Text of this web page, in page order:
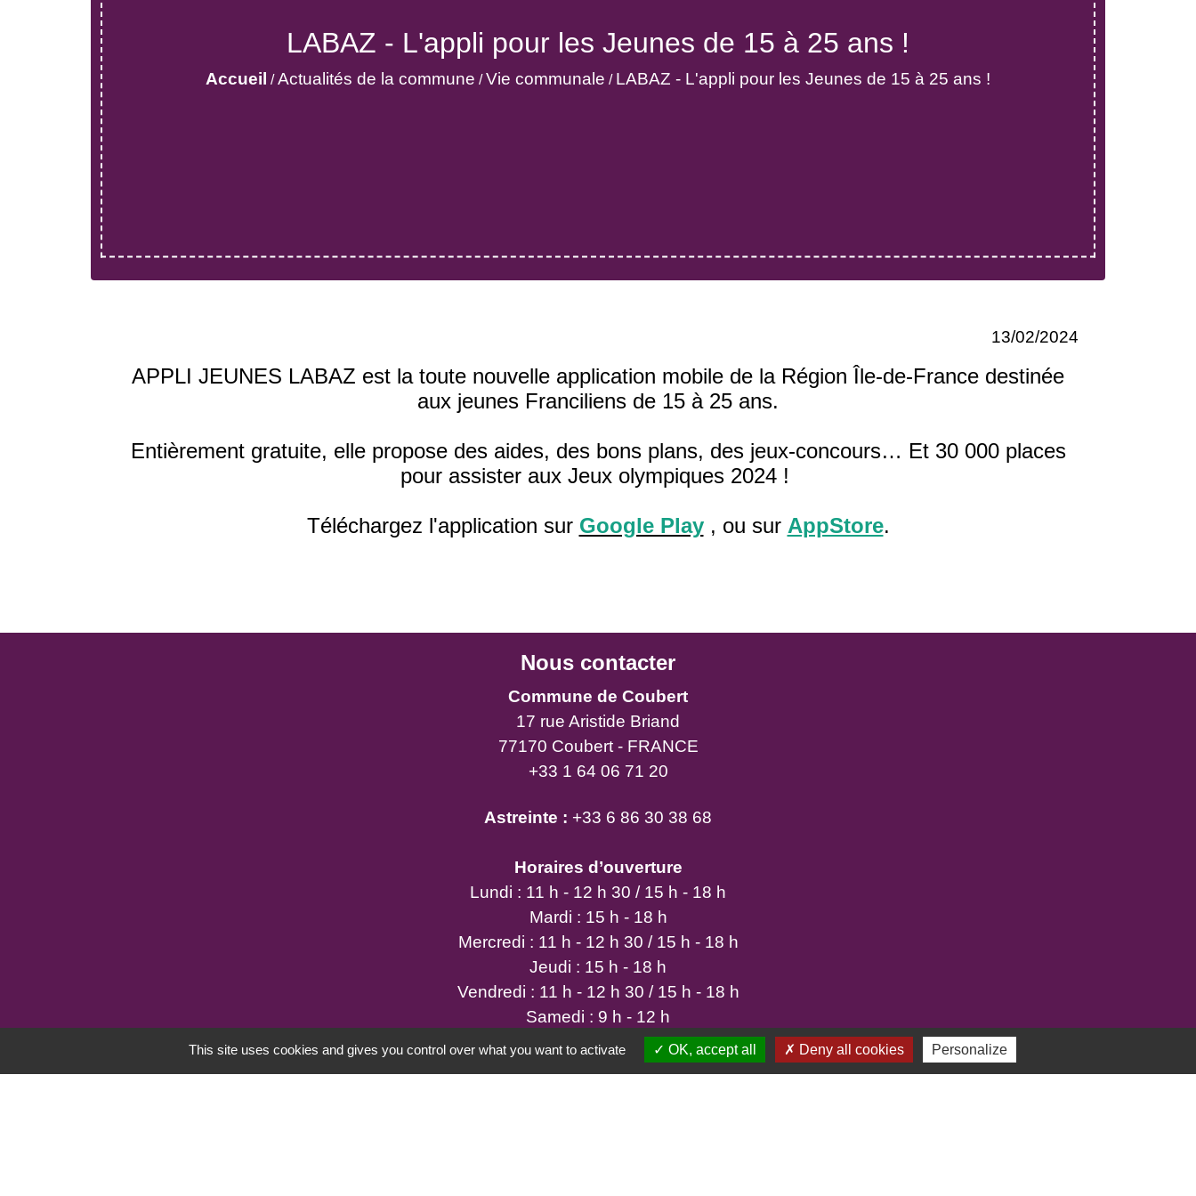
LABAZ - L'appli pour les Jeunes de 15 à 25 ans !
Accueil /Actualités de la commune /Vie communale / LABAZ - L'appli pour les Jeunes de 15 à 25 ans !
13/02/2024
APPLI JEUNES LABAZ est la toute nouvelle application mobile de la Région Île-de-France destinée
aux jeunes Franciliens de 15 à 25 ans.
Entièrement gratuite, elle propose des aides, des bons plans, des jeux-concours… Et 30 000 places
pour assister aux Jeux olympiques 2024 !
Téléchargez l'application sur Google Play, ou sur AppStore.
Nous contacter
Commune de Coubert
17 rue Aristide Briand
77170 Coubert - FRANCE
+33 1 64 06 71 20
Astreinte : +33 6 86 30 38 68
Horaires d’ouverture
Lundi : 11 h - 12 h 30 / 15 h - 18 h
Mardi : 15 h - 18 h
Mercredi : 11 h - 12 h 30 / 15 h - 18 h
Jeudi : 15 h - 18 h
Vendredi : 11 h - 12 h 30 / 15 h - 18 h
Samedi : 9 h - 12 h
This site uses cookies and gives you control over what you want to activate OK, accept all Deny all cookies Personalize